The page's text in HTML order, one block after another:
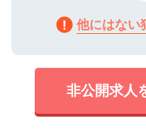
他にはない
非公開求人